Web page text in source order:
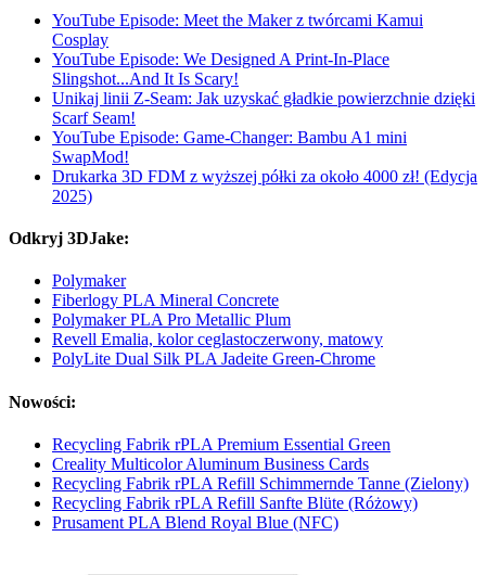
YouTube Episode: Meet the Maker z twórcami Kamui
Cosplay
YouTube Episode: We Designed A Print-In-Place
Slingshot...And It Is Scary!
Unikaj linii Z-Seam: Jak uzyskać gładkie powierzchnie dzięki
Scarf Seam!
YouTube Episode: Game-Changer: Bambu A1 mini
SwapMod!
Drukarka 3D FDM z wyższej półki za około 4000 zł! (Edycja
2025)
Odkryj 3DJake:
Polymaker
Fiberlogy PLA Mineral Concrete
Polymaker PLA Pro Metallic Plum
Revell Emalia, kolor ceglastoczerwony, matowy
PolyLite Dual Silk PLA Jadeite Green-Chrome
Nowości:
Recycling Fabrik rPLA Premium Essential Green
Creality Multicolor Aluminum Business Cards
Recycling Fabrik rPLA Refill Schimmernde Tanne (Zielony)
Recycling Fabrik rPLA Refill Sanfte Blüte (Różowy)
Prusament PLA Blend Royal Blue (NFC)